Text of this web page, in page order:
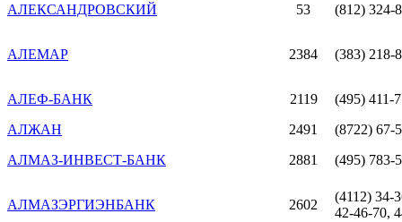
АЛЕКСАНДРОВСКИЙ 53 (812) 324-
АЛЕМАР 2384 (383) 218-
АЛЕФ-БАНК 2119
(495) 411-
АЛЖАН
2491
(8722) 67-
АЛМАЗ-ИНВЕСТ-БАНК
2881 (495) 783-
АЛМАЗЭРГИЭНБАНК 2602
(4112) 34-
42-46-70,